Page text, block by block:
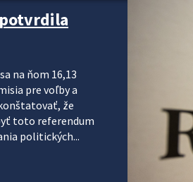
na ňom 16,13
pre voľby a
že
toto referendum
politických...